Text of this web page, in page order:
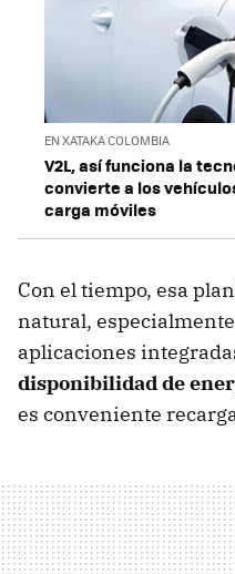
EN XATAKA COLOMBIA
V2L, así funciona la
convierte a los
carga móviles
Con el tiempo, esa
natural,
aplicaciones
disponibilidad de
es conveniente